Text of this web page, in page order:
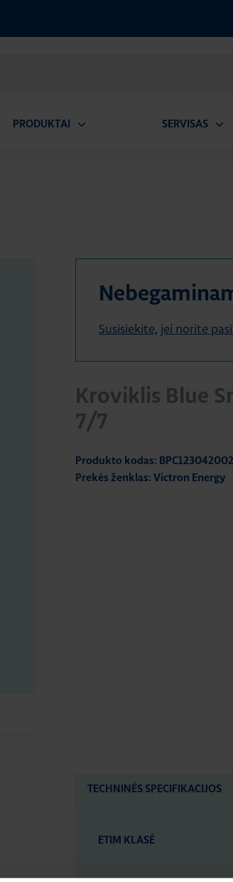
PRODUKTAI SERVISAS
Susisiekite, jei norite
Kroviklis Blue
7/7
Produkto kodas: BPC123042002
Prekės ženklas: Victron Energy
TECHNINĖS SPECIFIKACIJOS
ETIM KLASĖ